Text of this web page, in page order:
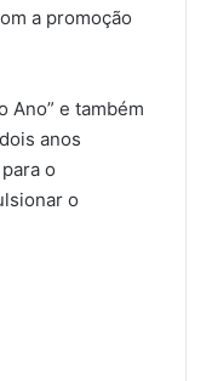
a promoção
Ano” e também
anos
o
o